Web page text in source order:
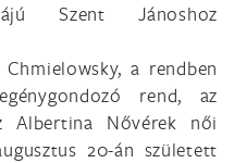
Szent Jánoshoz
a rendben
rend, az
Albertina Nővérek női
20-án született